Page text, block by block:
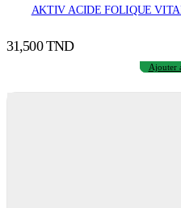
AKTIV ACIDE FOLIQUE
31,500TND
Ajouter